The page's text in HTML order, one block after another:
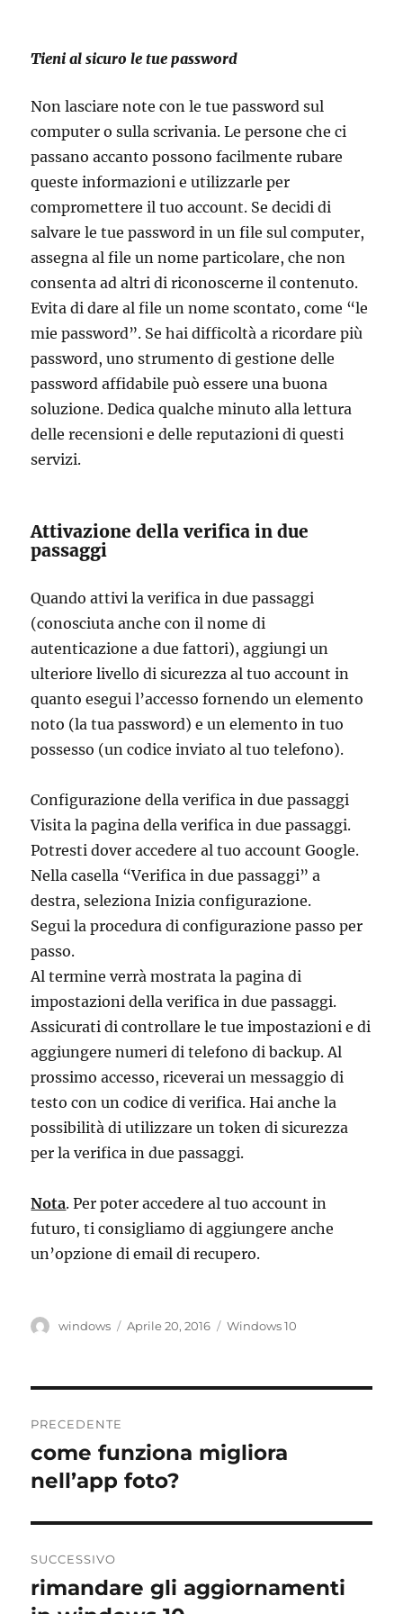
Tieni al sicuro le tue password
Non lasciare note con le tue password sul
computer o sulla scrivania. Le persone che ci
passano accanto possono facilmente rubare
queste informazioni e utilizzarle per
compromettere il tuo account. Se decidi di
salvare le tue password in un file sul computer,
assegna al file un nome particolare, che non
consenta ad altri di riconoscerne il contenuto.
Evita di dare al file un nome scontato, come “le
mie password”. Se hai difficoltà a ricordare più
password, uno strumento di gestione delle
password affidabile può essere una buona
soluzione. Dedica qualche minuto alla lettura
delle recensioni e delle reputazioni di questi
servizi.
Attivazione della verifica in due
passaggi
Quando attivi la verifica in due passaggi
(conosciuta anche con il nome di
autenticazione a due fattori), aggiungi un
ulteriore livello di sicurezza al tuo account in
quanto esegui l’accesso fornendo un elemento
noto (la tua password) e un elemento in tuo
possesso (un codice inviato al tuo telefono).
Configurazione della verifica in due passaggi
Visita la pagina della verifica in due passaggi.
Potresti dover accedere al tuo account Google.
Nella casella “Verifica in due passaggi” a
destra, seleziona Inizia configurazione.
Segui la procedura di configurazione passo per
passo.
Al termine verrà mostrata la pagina di
impostazioni della verifica in due passaggi.
Assicurati di controllare le tue impostazioni e di
aggiungere numeri di telefono di backup. Al
prossimo accesso, riceverai un messaggio di
testo con un codice di verifica. Hai anche la
possibilità di utilizzare un token di sicurezza
per la verifica in due passaggi.
Nota. Per poter accedere al tuo account in
futuro, ti consigliamo di aggiungere anche
un’opzione di email di recupero.
Autore
windows
Pubblicato
Aprile 20, 2016 Tag
Windows 10
articoli
PRECEDENTE
Articolo
precedente:
come funziona migliora
nell’app foto?
SUCCESSIVO
Articolo
rimandare gli aggiornamenti